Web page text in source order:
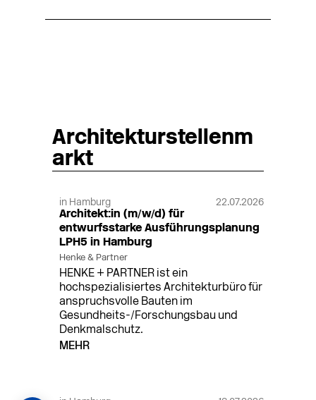
Architekturstellenm
arkt
in Hamburg 22.07.2026
Architekt:in (m/w/d) für
entwurfsstarke Ausführungsplanung
LPH5 in Hamburg
Henke & Partner
HENKE + PARTNER ist ein
hochspezialisiertes Architekturbüro für
anspruchsvolle Bauten im
Gesundheits-/Forschungsbau und
Denkmalschutz.
MEHR